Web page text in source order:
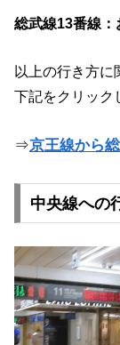
総武線13番線：
以上の行き方に
下記をクリック
⇒京王線から
中央線への